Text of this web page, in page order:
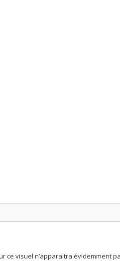
ce visuel n’apparaitra évidemment